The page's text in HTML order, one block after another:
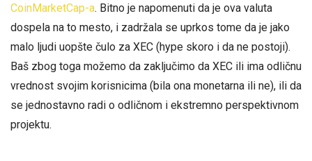
CoinMarketCap-a. Bitno je napomenuti da je ova valuta
dospela na to mesto, i zadržala se uprkos tome da je jako
malo ljudi uopšte čulo za XEC (hype skoro i da ne postoji).
Baš zbog toga možemo da zaključimo da XEC ili ima odličnu
vrednost svojim korisnicima (bila ona monetarna ili ne), ili da
se jednostavno radi o odličnom i ekstremno perspektivnom
projektu.